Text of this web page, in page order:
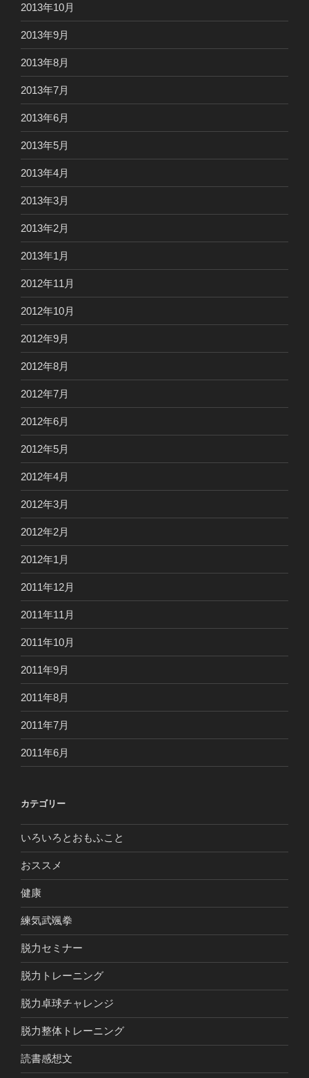
2013年10月
2013年9月
2013年8月
2013年7月
2013年6月
2013年5月
2013年4月
2013年3月
2013年2月
2013年1月
2012年11月
2012年10月
2012年9月
2012年8月
2012年7月
2012年6月
2012年5月
2012年4月
2012年3月
2012年2月
2012年1月
2011年12月
2011年11月
2011年10月
2011年9月
2011年8月
2011年7月
2011年6月
カテゴリー
いろいろとおもふこと
おススメ
健康
練気武颯拳
脱力セミナー
脱力トレーニング
脱力卓球チャレンジ
脱力整体トレーニング
読書感想文